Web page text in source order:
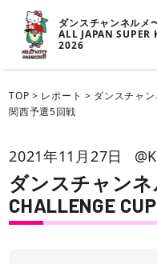
ダンスチャンネルメ
ALL JAPAN SUPER
2026
TOP > レポート > ダンスチャ
関西予選5回戦
2021年11月27日
ダンスチャンネ
CHALLENGE